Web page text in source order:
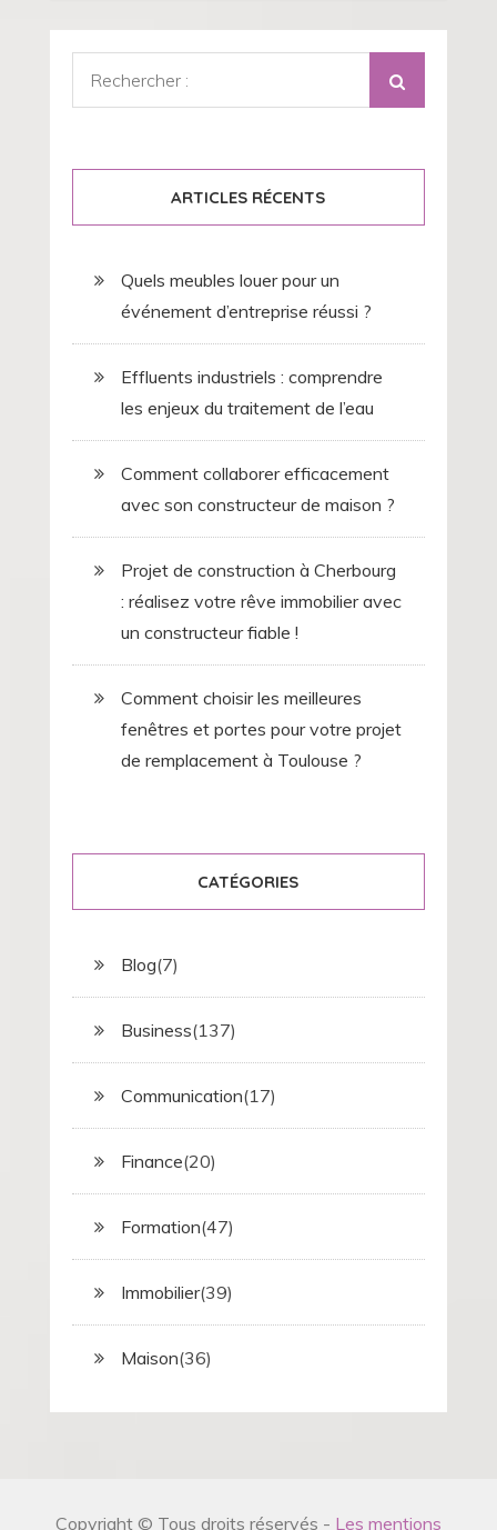
ARTICLES RÉCENTS
Quels meubles louer pour un
événement d’entreprise réussi ?
Effluents industriels : comprendre
les enjeux du traitement de l’eau
Comment collaborer efficacement
avec son constructeur de maison ?
Projet de construction à Cherbourg
: réalisez votre rêve immobilier avec
un constructeur fiable !
Comment choisir les meilleures
fenêtres et portes pour votre projet
de remplacement à Toulouse ?
CATÉGORIES
Blog(7)
Business(137)
Communication(17)
Finance(20)
Formation(47)
Immobilier(39)
Maison(36)
Copyright © Tous droits réservés - Les mentions